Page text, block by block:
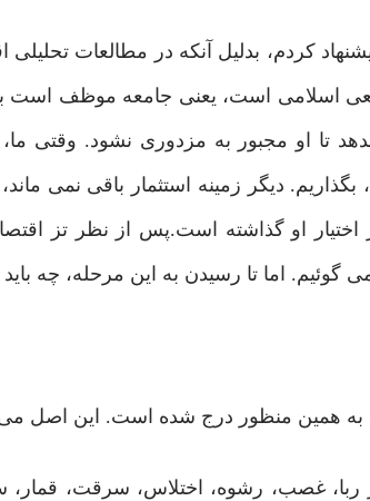
کردم، بدلیل آنکه در مطالعات
اسلامی است، یعنی جامعه موظف است
تا او مجبور به مزدوری نشود. وقتی ما،
دیگر زمینه استثمار باقی نمی
او گذاشته است.پس از نظر تز
گوئیم. اما تا رسیدن به این مرحله، چه
غصب، رشوه، اختلاس، سرقت، قمار،